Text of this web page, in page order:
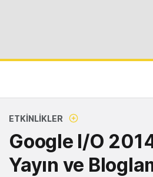
ETKINLIKLER
Google I/O
Yayın ve